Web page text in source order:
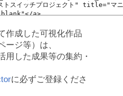
作成した可視化作品
ージ等）は、
用した成果等の集約・
に必ずご登録くださ